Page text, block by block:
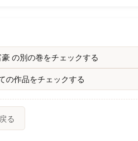
の別の巻をチェックする
の作品をチェックする
る